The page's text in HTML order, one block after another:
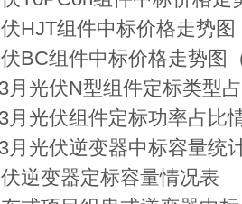
HJT组件中标价格走势
BC组件中标价格走势图
月光伏N型组件定标类型
月光伏组件定标功率占比
月光伏逆变器中标容量统
逆变器定标容量情况表